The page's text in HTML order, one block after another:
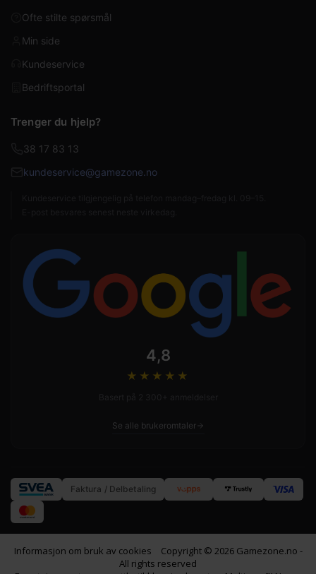
Ofte stilte spørsmål
Min side
Kundeservice
Bedriftsportal
Trenger du hjelp?
38 17 83 13
kundeservice@gamezone.no
4,8
★★★★ ★
Se alle brukeromtaler
Faktura / Delbetaling
Informasjon om bruk av cookies
Copyright © 2026 Gamezone.no -
All rights reserved